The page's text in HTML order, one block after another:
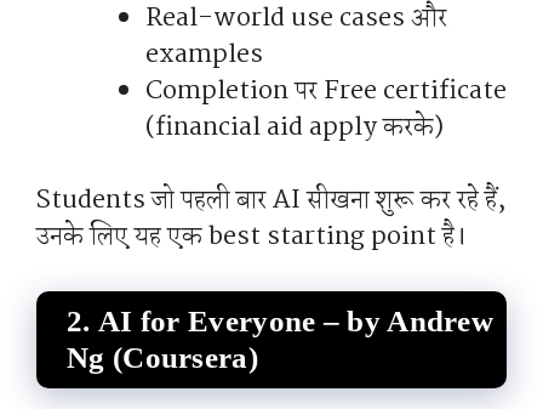
Real-world use cases और
examples
Completion पर Free certificate
(financial aid apply करके)
Students जो पहली बार AI सीखना शुरू कर रहे हैं,
उनके लिए यह एक best starting point है।
2. AI for Everyone – by Andrew
Ng (Coursera)